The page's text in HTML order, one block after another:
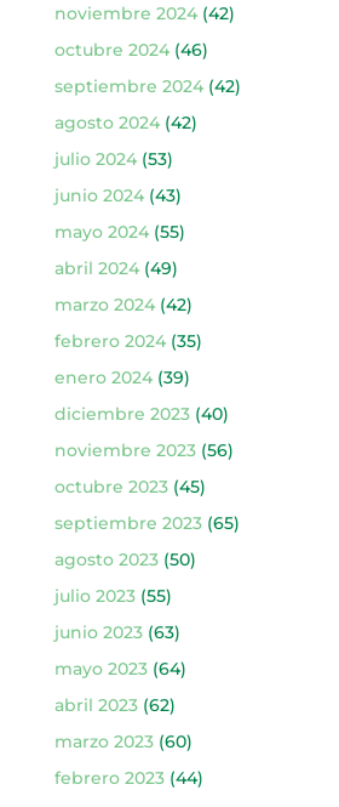
noviembre 2024(42)
octubre 2024(46)
septiembre 2024(42)
agosto 2024(42)
julio 2024(53)
junio 2024(43)
mayo 2024(55)
abril 2024(49)
marzo 2024(42)
febrero 2024(35)
enero 2024(39)
diciembre 2023(40)
noviembre 2023(56)
octubre 2023(45)
septiembre 2023(65)
agosto 2023(50)
julio 2023(55)
junio 2023(63)
mayo 2023(64)
abril 2023(62)
marzo 2023(60)
febrero 2023(44)